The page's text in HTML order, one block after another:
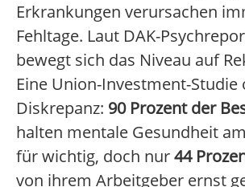
Erkrankungen verursachen
Fehltage. Laut DAK-
bewegt sich das Niveau auf
Eine Union-Investment-
Diskrepanz: 90 Prozent der
halten mentale Gesundheit
für wichtig, doch nur44
von ihrem Arbeitgeber ernst